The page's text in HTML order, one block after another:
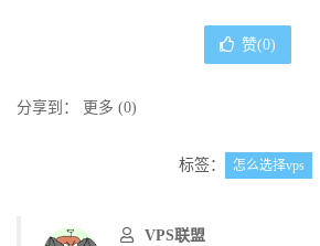
赞(0)
分享到： 更多 (0)
标签： 怎么选择vps
VPS联盟